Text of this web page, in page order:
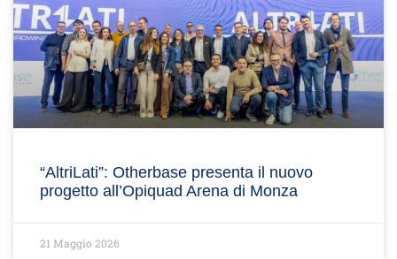
“AltriLati”: Otherbase presenta il nuovo
progetto all’Opiquad Arena di Monza
21 Maggio 2026